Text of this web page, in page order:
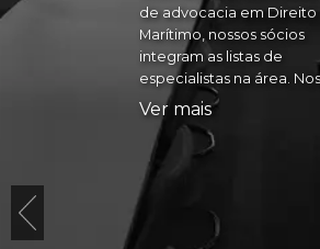
de advocacia em Direito
Marítimo, nossos sócios
integram as listas de
especialistas na área.
Ver mais